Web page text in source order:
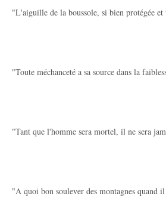
"L'aiguille de la boussole, si bien protégée
"Toute méchanceté a sa source dans la
"Tant que l'homme sera mortel, il ne sera
"A quoi bon soulever des montagnes quand